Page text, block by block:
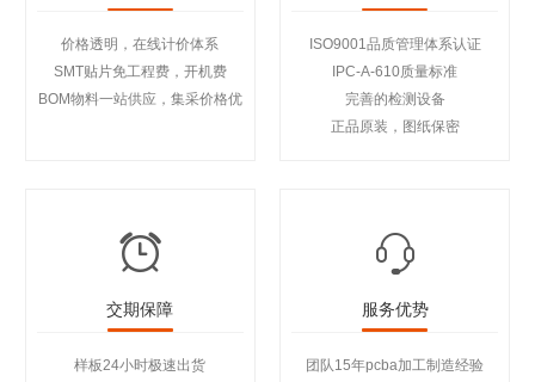
价格透明，在线计价体系
SMT贴片免工程费，开机费
BOM物料一站供应，集采价格优
ISO9001品质管理体系认证
IPC-A-610质量标准
完善的检测设备
正品原装，图纸保密
交期保障
样板24小时极速出货
服务优势
团队15年pcba加工制造经验